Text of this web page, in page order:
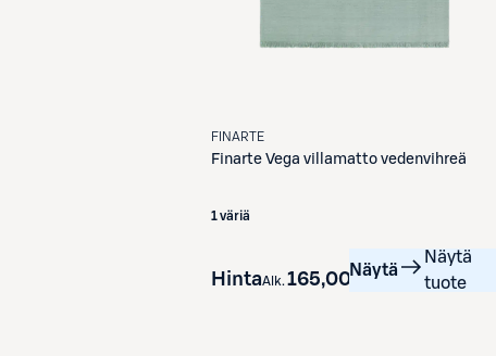
FINARTE
Finarte Vega villamatto vedenvihreä
1 väriä
HintaAlk.165,00 €Näytä
Näytä
tuote